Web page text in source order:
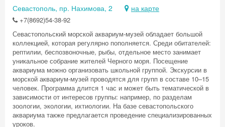
Севастополь, пр. Нахимова, 2 на карте
+7(8692)54-38-92
Севастопольский морской аквариум-музей обладает большой
коллекцией, которая регулярно пополняется. Среди обитателей:
рептилии, беспозвоночные, рыбы, отдельное место занимает
уникальное собрание жителей Черного моря. Посещение
аквариума можно организовать школьной группой. Экскурсии в
морской аквариум-музей проводятся для групп в составе 10–15
человек. Программа длится 1 час и может быть тематической в
зависимости от интересов группы: например, по разделам
зоологии, экологии, ихтиологии. На базе севастопольского
аквариума также предлагается проведение специализированных
уроков.